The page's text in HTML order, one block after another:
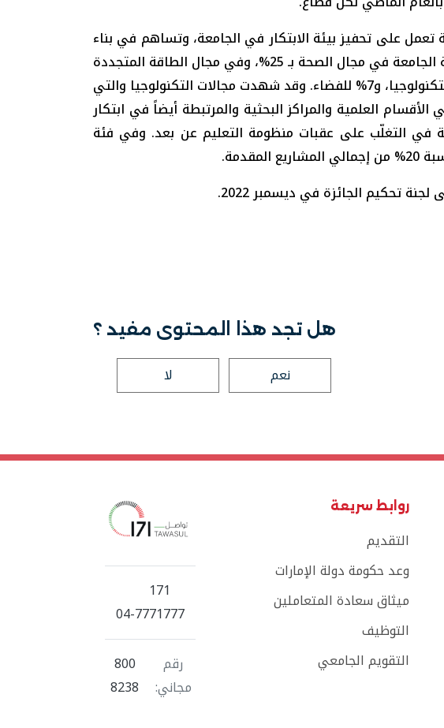
تعمل على تحفيز بيئة الابتكار في الجامعة، وتساهم في بناء
مهارات الطلبة وتأهيلهم لمتطلبات سوق العمل حيث تمثل نسبة المقترحات المُقدّمة من طلبة الجامعة في مجال الصحة بـ 25%، وفي مجال الطاقة المتجددة
25%. بينما وصلت نسبة المقترحات الطلابية المتصلة بمحور الابتكار الاجتماعي إلى 5%، 13% للتكنولوجيا، و7% للفضاء. وقد شهدت مجالات التكنولوجيا والتي
في الأقسام العلمية والمراكز البحثية والمرتبطة أيضاً في ابتكار
في التغلّب على عقبات منظومة التعليم عن بعد. وفي فئة
تحكيم الجائزة في ديسمبر 2022.
هل تجد هذا المحتوى مفيد ؟
نعم لا
روابط سريعة
التقديم
وعد حكومة دولة الإمارات
ميثاق سعادة المتعاملين
التوظيف
التقويم الجامعي
171
04-7771777
رقم
مجاني:
800
8238